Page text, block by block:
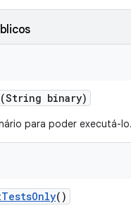
(String binary)
para poder executá-lo.
TestsOnly()